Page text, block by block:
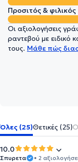
Προσιτός & φιλικός
Οι αξιολογήσεις
ραντεβού με ειδικό
τους. Μάθε πώς
Όλες (25)Θετικές (25)
10.0
Σπυρετα • 2